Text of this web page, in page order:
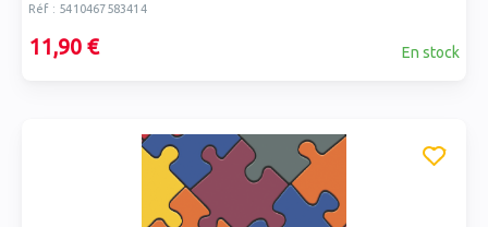
Réf : 5410467583414
11,90 € En stock